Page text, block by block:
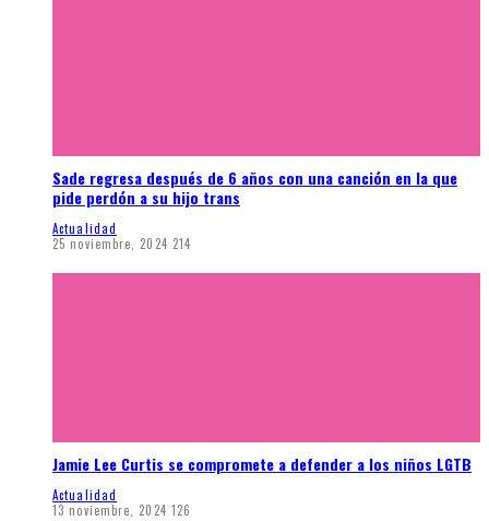
Sade regresa después de 6 años con una canción en la que
pide perdón a su hijo trans
Actualidad
25 noviembre, 2024 214
Jamie Lee Curtis se compromete a defender a los niños LGTB
Actualidad
13 noviembre, 2024 126